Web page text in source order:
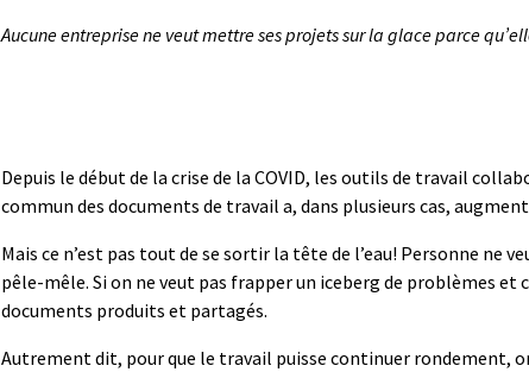
Aucune entreprisene veut mettre ses projets sur la glaceparcequ’
Depuis le début de la crise de la COVID, les outils de travail
commun des documents de travail a, dans plusieurs cas,
Mais ce n’est pas toutde se sortir la tête de l’eau! Personne ne
pêle-mêle. Si on ne veut pas frapper un iceberg de problèmes et
documents produits et partagés.
Autrement dit, pourque le travail puisse continuer rondement,